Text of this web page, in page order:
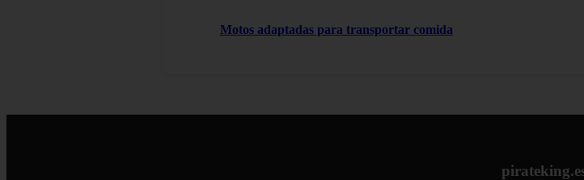
Motos adaptadas para transportar comida